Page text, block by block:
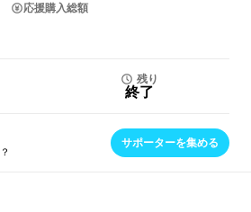
応援購入総額
残り
終了
サポーターを集める